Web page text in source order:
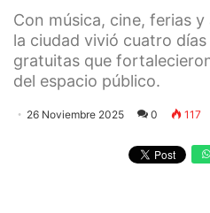
Con música, cine, ferias
la ciudad vivió cuatro
gratuitas que
del espacio público.
26 Noviembre 2025 0 117